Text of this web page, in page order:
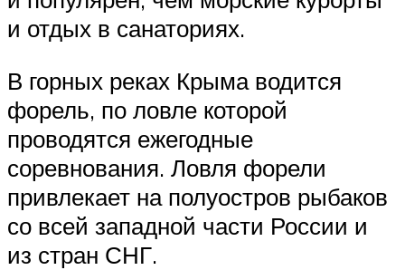
и отдых в санаториях.
В горных реках Крыма водится
форель, по ловле которой
проводятся ежегодные
соревнования. Ловля форели
привлекает на полуостров рыбаков
со всей западной части России и
из стран СНГ.